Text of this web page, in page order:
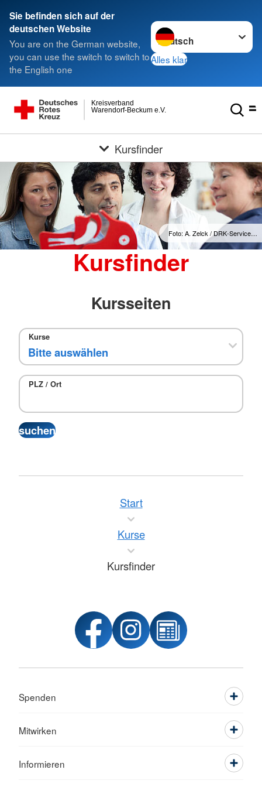
Sie befinden sich auf der
deutschen Website
You are on the German website,
you can use the switch to switch to
the English one
Sprache wechseln zu
Alles klar
Warendorf-Beckum e.V.
Kreisverband
Kursfinder
Foto: A. Zelck / DRK-Service…
Kursfinder
Kursseiten
Kurse
PLZ / Ort
Start
Kurse
Kursfinder
Spenden
Mitwirken
Informieren